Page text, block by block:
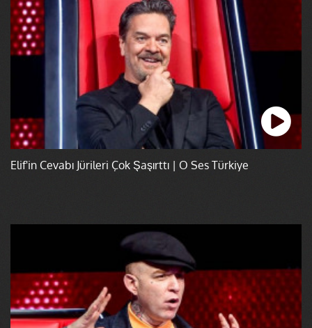
Elif'in Cevabı Jürileri Çok Şaşırttı | O Ses Türkiye